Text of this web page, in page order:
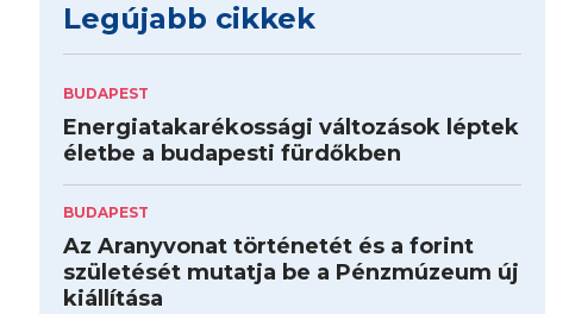
Legújabb cikkek
BUDAPEST
Energiatakarékossági változások léptek
életbe a budapesti fürdőkben
BUDAPEST
Az Aranyvonat történetét és a forint
születését mutatja be a Pénzmúzeum új
kiállítása